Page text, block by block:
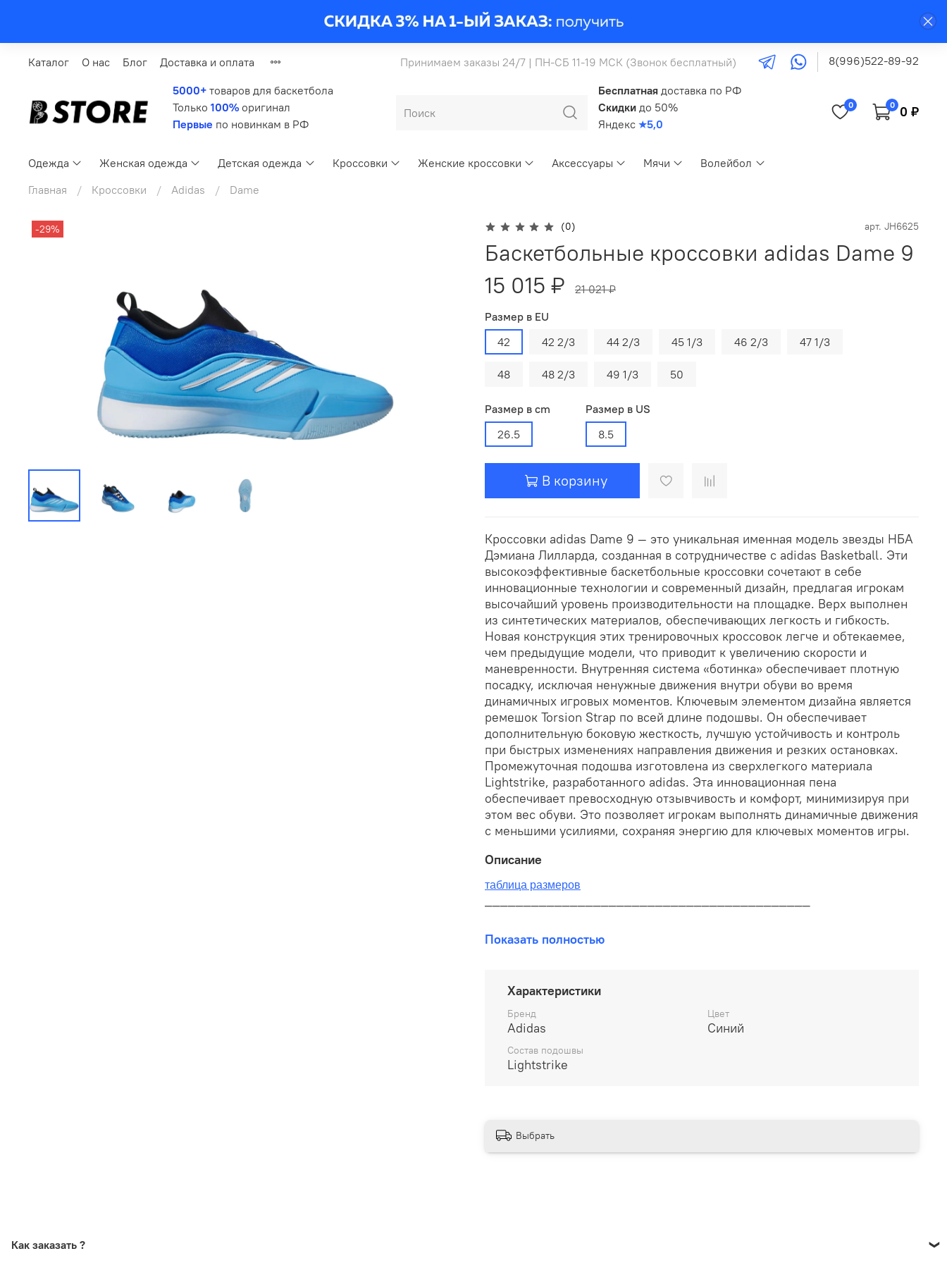
Каталог О нас Блог Доставка и оплата Принимаем заказы 24/7 | ПН-СБ 11-19 МСК (Звонок бесплатный) 8(996)522-89-92
5000+ товаров для баскетбола
Только 100% оригинал
Первые по новинкам в РФ
Бесплатная доставка по РФ
Скидки до 50%
Яндекс ★5,0
0 0 0 ₽
Одежда Женская одежда Детская одежда Кроссовки Женские кроссовки Аксессуары Мячи
Волейбол
Главная
Кроссовки Adidas Dame
-29% (0) арт. JH6625
Баскетбольные кроссовки adidas Dame 9
15 015 ₽
21 021 ₽
Размер в EU
42
42 2/3 44 2/3 45 1/3 46 2/3 47 1/3
48 48 2/3 49 1/3 50
Размер в cm
26.5
Размер в US
8.5
В корзину
Кроссовки adidas Dame 9 — это уникальная именная модель звезды НБА
Дэмиана Лилларда, созданная в сотрудничестве с adidas Basketball. Эти
высокоэффективные баскетбольные кроссовки сочетают в себе
инновационные технологии и современный дизайн, предлагая игрокам
высочайший уровень производительности на площадке. Верх выполнен
из синтетических материалов, обеспечивающих легкость и гибкость.
Новая конструкция этих тренировочных кроссовок легче и обтекаемее,
чем предыдущие модели, что приводит к увеличению скорости и
маневренности. Внутренняя система «ботинка» обеспечивает плотную
посадку, исключая ненужные движения внутри обуви во время
динамичных игровых моментов. Ключевым элементом дизайна является
ремешок Torsion Strap по всей длине подошвы. Он обеспечивает
дополнительную боковую жесткость, лучшую устойчивость и контроль
при быстрых изменениях направления движения и резких остановках.
Промежуточная подошва изготовлена из сверхлегкого материала
Lightstrike, разработанного adidas. Эта инновационная пена
обеспечивает превосходную отзывчивость и комфорт, минимизируя при
этом вес обуви. Это позволяет игрокам выполнять динамичные движения
с меньшими усилиями, сохраняя энергию для ключевых моментов игры.
Описание
таблица размеров
__________________________________________
Бесплатная доставка:
По всей России от 10 до 14 дней
Почтой России 1 классом
Показать полностью
Характеристики
Бренд
Adidas
Цвет
Синий
Состав подошвы
Lightstrike
Выбрать
Как заказать ?